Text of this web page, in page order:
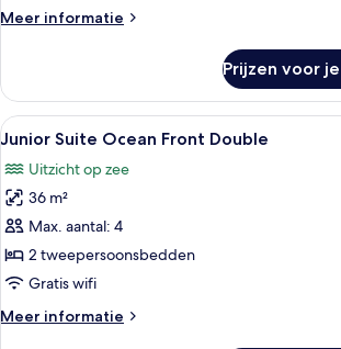
laden
Meer informatie
Meer
Suite
Ocean
View
Prijzen voor
Alle
foto's
voor
Junior
Suite
Ocean
Front
laden
Een
3
Junior Suite Ocean Front Double
Uitzicht op zee
36 m²
Max. aantal: 4
2 tweepersoonsbedden
Gratis wifi
Meer informatie
Meer